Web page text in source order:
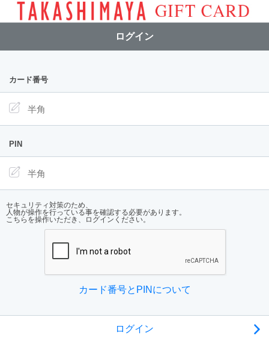
ログイン
カード番号
PIN
セキュリティ対策のため、
人物が操作を行っている事を確認する必要があります。
こちらを操作いただき、ログインください。
カード番号とPINについて